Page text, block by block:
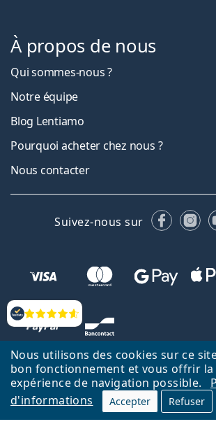
Nous utilisons des cookies sur ce
bon fonctionnement et vous offrir
expérience de navigation possible.
d'informations
Accepter Refuser
Évaluation
À propos de nous
Qui sommes-nous ?
Notre équipe
Blog Lentiamo
Pourquoi acheter chez nous ?
Nous contacter
Suivez-nous sur
Retour à la page d'accueil Haut